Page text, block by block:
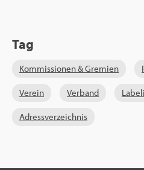
Tag
Kom­mis­sio­nen & Gre­mi­en
Ver­ein Ver­band
Adress­ver­zeich­nis